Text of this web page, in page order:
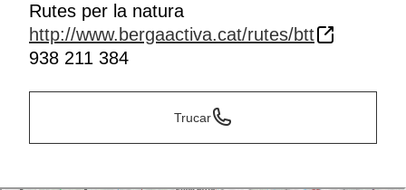
Rutes per la natura
http://www.bergaactiva.cat/rutes/btt
938 211 384
Trucar